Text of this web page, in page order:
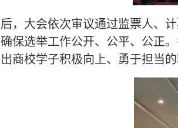
，大会依次审议通过监票人、
保选举工作公开、公平、公正
商校学子积极向上、勇于担当